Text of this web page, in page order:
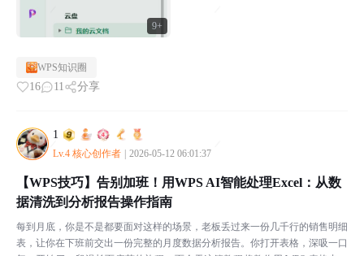
9+
WPS知识圈
16 11 分享
1
Lv.4 核心创作者 2026-05-12 06:01:37
【WPS技巧】告别加班！用WPS AI智能处理Excel：从数
据清洗到分析报告操作指南
每到月底，你是不是都要面对这样的场景，老板丢过来一份几千行的销售明细
表，让你在下班前交出一份完整的月度数据分析报告。你打开表格，深吸一口